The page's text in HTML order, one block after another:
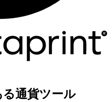
通貨ツール